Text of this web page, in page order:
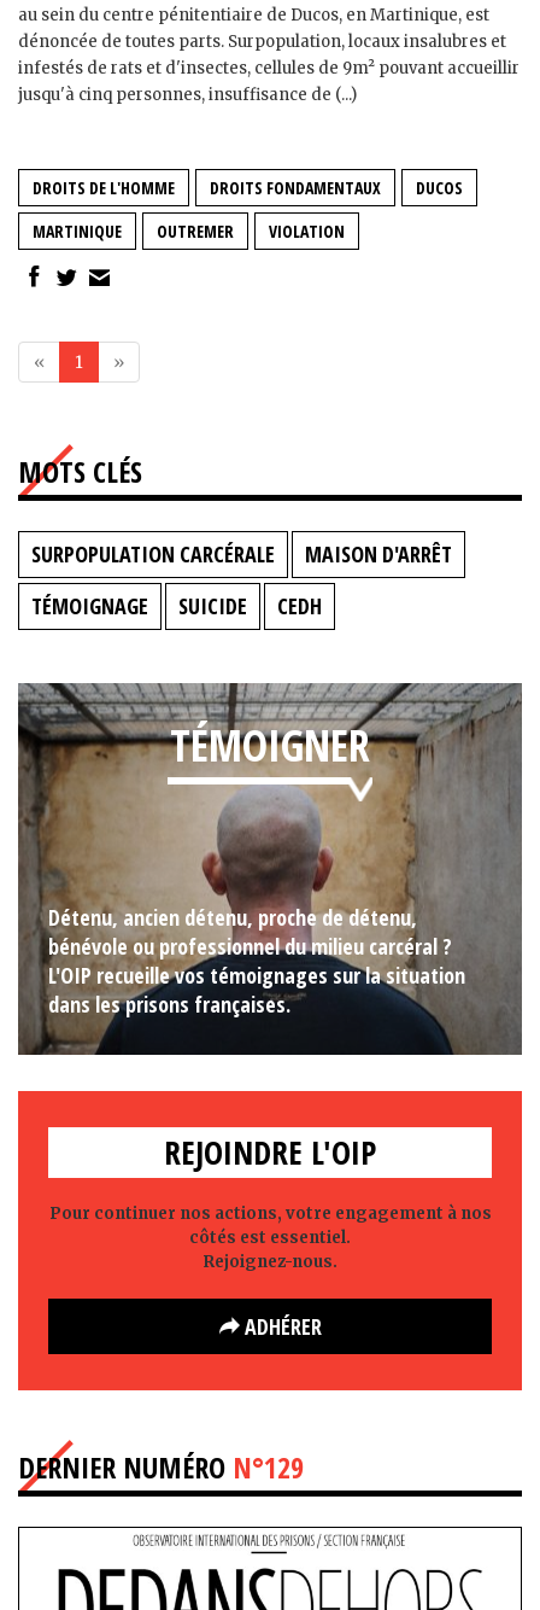
au sein du centre pénitentiaire de Ducos, en Martinique, est
dénoncée de toutes parts. Surpopulation, locaux insalubres et
infestés de rats et d'insectes, cellules de 9m² pouvant accueillir
jusqu'à cinq personnes, insuffisance de (...)
DROITS DE L'HOMME DROITS FONDAMENTAUX
DUCOS
MARTINIQUE
OUTREMER VIOLATION
« 1 »
MOTS CLÉS
SURPOPULATION CARCÉRALE
MAISON D'ARRÊT
TÉMOIGNAGE
SUICIDE CEDH
TÉMOIGNER
Détenu, ancien détenu, proche de détenu,
bénévole ou professionnel du milieu carcéral ?
L'OIP recueille vos témoignages sur la situation
dans les prisons françaises.
REJOINDRE L'OIP
Pour continuer nos actions, votre engagement à nos
côtés est essentiel.
Rejoignez-nous.
ADHÉRER
DERNIER NUMÉRO N°129